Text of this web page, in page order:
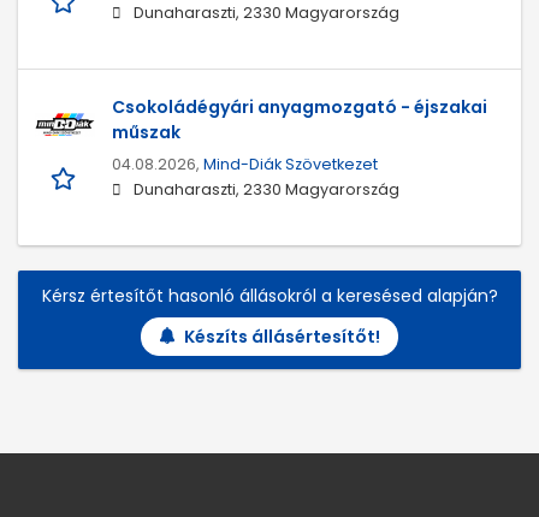
Dunaharaszti, 2330 Magyarország
Csokoládégyári anyagmozgató - éjszakai
műszak
04.08.2026, Mind-Diák Szövetkezet
Dunaharaszti, 2330 Magyarország
Kérsz értesítőt hasonló állásokról a keresésed alapján?
Készíts állásértesítőt!